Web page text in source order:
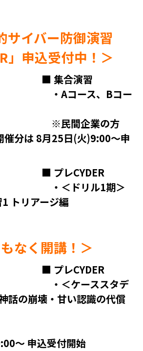
サイバー防御演習
」申込受付中！＞
演習
ス、Bコー
企業の方
催分は 8月25日(火)9:00～申
CYDER
リル1期＞
トリアージ編
なく開講！＞
CYDER
ーススタデ
話の崩壊・甘い認識の代償
～ 申込受付開始